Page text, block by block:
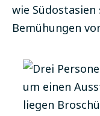
wie
Bemühungen